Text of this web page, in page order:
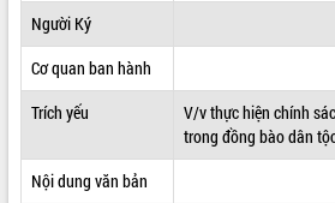
THÔNG TIN CHỈ ĐẠO ĐIỀU HÀNH
HỆ THỐNG VĂN BẢN
VĂN BẢN HĐND TỈNH
ĐIỂM TIN VĂN BẢN
Người Ký
Cơ quan ban hành
Trích yếu
V/v thực hiện chính
trong đồng bào dân
Nội dung văn bản